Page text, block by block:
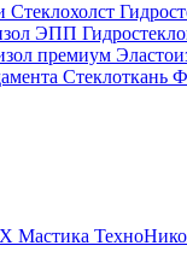
Стеклохолст
ЭПП
премиум
Стеклоткань
Мастика